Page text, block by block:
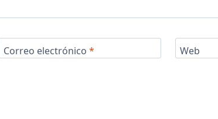
Correo electrónico * Web